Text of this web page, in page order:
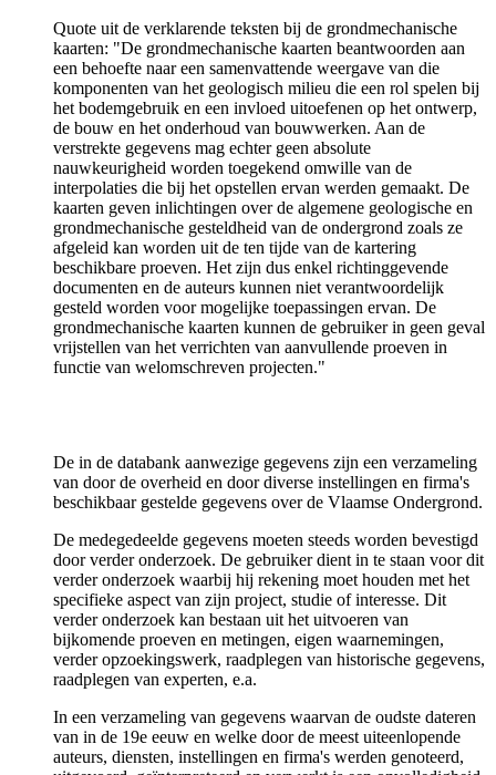
Quote uit de verklarende teksten bij de grondmechanische
kaarten: "De grondmechanische kaarten beantwoorden aan
een behoefte naar een samenvattende weergave van die
komponenten van het geologisch milieu die een rol spelen bij
het bodemgebruik en een invloed uitoefenen op het ontwerp,
de bouw en het onderhoud van bouwwerken. Aan de
verstrekte gegevens mag echter geen absolute
nauwkeurigheid worden toegekend omwille van de
interpolaties die bij het opstellen ervan werden gemaakt. De
kaarten geven inlichtingen over de algemene geologische en
grondmechanische gesteldheid van de ondergrond zoals ze
afgeleid kan worden uit de ten tijde van de kartering
beschikbare proeven. Het zijn dus enkel richtinggevende
documenten en de auteurs kunnen niet verantwoordelijk
gesteld worden voor mogelijke toepassingen ervan. De
grondmechanische kaarten kunnen de gebruiker in geen geval
vrijstellen van het verrichten van aanvullende proeven in
functie van welomschreven projecten."
De in de databank aanwezige gegevens zijn een verzameling
van door de overheid en door diverse instellingen en firma's
beschikbaar gestelde gegevens over de Vlaamse Ondergrond.
De medegedeelde gegevens moeten steeds worden bevestigd
door verder onderzoek. De gebruiker dient in te staan voor dit
verder onderzoek waarbij hij rekening moet houden met het
specifieke aspect van zijn project, studie of interesse. Dit
verder onderzoek kan bestaan uit het uitvoeren van
bijkomende proeven en metingen, eigen waarnemingen,
verder opzoekingswerk, raadplegen van historische gegevens,
raadplegen van experten, e.a.
In een verzameling van gegevens waarvan de oudste dateren
van in de 19e eeuw en welke door de meest uiteenlopende
auteurs, diensten, instellingen en firma's werden genoteerd,